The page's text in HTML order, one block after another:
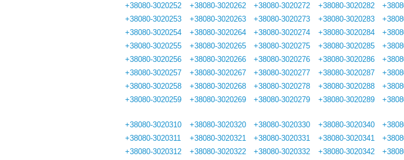
+38080-3020252
+38080-3020253
+38080-3020254
+38080-3020255
+38080-3020256
+38080-3020257
+38080-3020258
+38080-3020259
+38080-3020262
+38080-3020263
+38080-3020264
+38080-3020265
+38080-3020266
+38080-3020267
+38080-3020268
+38080-3020269
+38080-3020272
+38080-3020273
+38080-3020274
+38080-3020275
+38080-3020276
+38080-3020277
+38080-3020278
+38080-3020279
+38080-3020282
+38080-3020283
+38080-3020284
+38080-3020285
+38080-3020286
+38080-3020287
+38080-3020288
+38080-3020289
+38080-3020310
+38080-3020311
+38080-3020312
+38080-3020320
+38080-3020321
+38080-3020322
+38080-3020330
+38080-3020331
+38080-3020332
+38080-3020340
+38080-3020341
+38080-3020342